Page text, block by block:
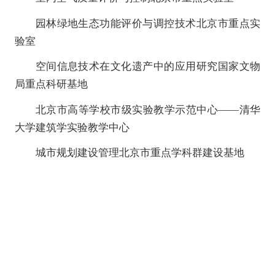
园林绿地生态功能评价与调控技术北京市重点实
验室
空间信息技术在文化遗产中的应用研究国家文物
局重点科研基地
北京市高等学校市级实验教学示范中心——清华
大学建筑学实验教学中心
城市规划建设管理北京市重点学科群建设基地